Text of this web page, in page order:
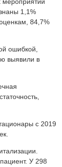
мероприятий
1,1%
84,7%
ошибкой,
выявили в
с 2019
У 298